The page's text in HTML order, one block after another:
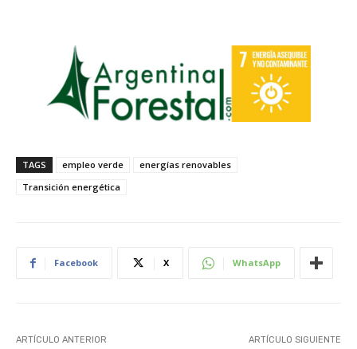
TAGS empleo verde
energías renovables
Transición energética
Facebook X WhatsApp
ARTÍCULO ANTERIOR ARTÍCULO SIGUIENTE